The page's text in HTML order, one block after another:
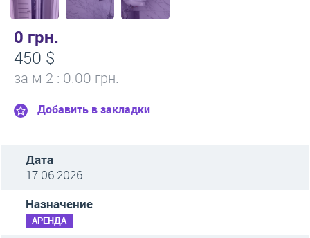
0 грн.
450 $
за м 2 : 0.00 грн.
Добавить в закладки
Дата
17.06.2026
Назначение
АРЕНДА